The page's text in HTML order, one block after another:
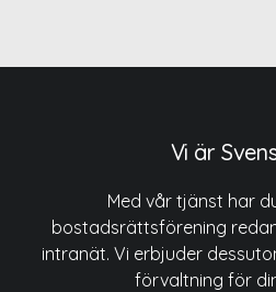
Vi är
Med vår tjänst har
bostadsrättsförening
intranät. Vi erbjuder
förvaltning för